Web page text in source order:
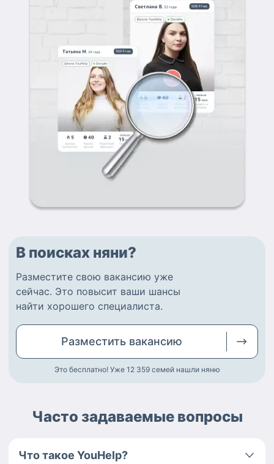
В поисках няни?
Разместите свою вакансию уже
сейчас. Это повысит ваши шансы
найти хорошего специалиста.
Разместить вакансию
Это бесплатно! Уже 12 359 семей нашли няню
Часто задаваемые вопросы
Что такое YouHelp?